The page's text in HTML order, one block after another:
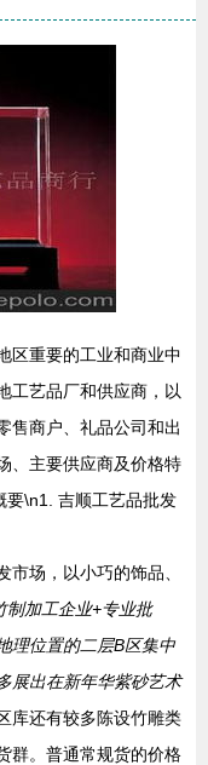
区重要的工业和商业中
工艺品厂和供应商，以
售商户、礼品公司和出
、主要供应商及价格特
要\n1. 吉顺工艺品批发
场，以小巧的饰品、
制加工企业+专业批
理位置的二层B区集中
展出在新年华紫砂艺术
库还有较多陈设竹雕类
群。普通常规货的价格